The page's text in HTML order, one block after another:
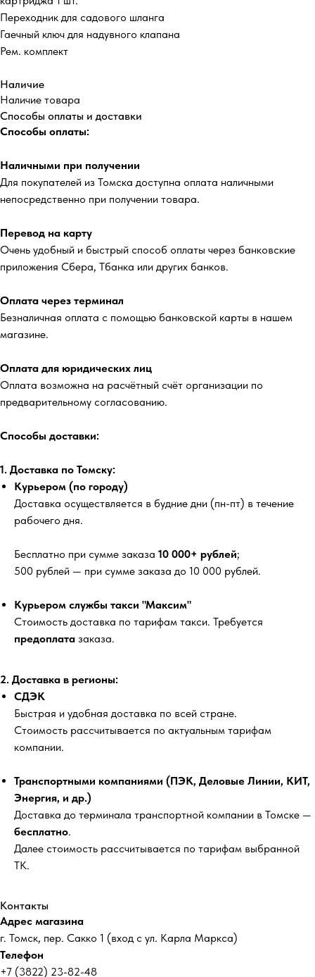
Переходник для садового шланга
Гаечный ключ для надувного клапана
Рем. комплект
Наличие
Наличие товара
Способы оплаты и доставки
Способы оплаты:
Наличными при получении
Для покупателей из Томска доступна оплата наличными
непосредственно при получении товара.
Перевод на карту
Очень удобный и быстрый способ оплаты через банковские
приложения Сбера, Тбанка или других банков.
Оплата через терминал
Безналичная оплата с помощью банковской карты в нашем
магазине.
Оплата для юридических лиц
Оплата возможна на расчётный счёт организации по
предварительному согласованию.
Способы доставки:
1. Доставка по Томску:
Курьером (по городу)
Доставка осуществляется в будние дни (пн-пт) в течение
рабочего дня.
Бесплатно при сумме заказа 10 000+ рублей;
500 рублей — при сумме заказа до 10 000 рублей.
Курьером службы такси "Максим"
Стоимость доставка по тарифам такси. Требуется
предоплата заказа.
2. Доставка в регионы:
СДЭК
Быстрая и удобная доставка по всей стране.
Стоимость рассчитывается по актуальным тарифам
компании.
Транспортными компаниями (ПЭК, Деловые Линии, КИТ,
Энергия, и др.)
Доставка до терминала транспортной компании в Томске —
бесплатно.
Далее стоимость рассчитывается по тарифам выбранной
ТК.
Контакты
Адрес магазина
г. Томск, пер. Сакко 1 (вход с ул. Карла Маркса)
Телефон
+7 (3822) 23-82-48